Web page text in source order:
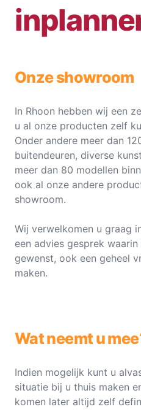
Onze showroom
In Rhoon hebben wij een
u al onze producten zelf
Onder andere meer dan
buitendeuren, diverse
meer dan 80 modellen
ook al onze andere
showroom.
Wij verwelkomen u graag
een advies gesprek
gewenst, ook een geheel
maken.
Wat neemt u
Indien mogelijk kunt u
situatie bij u thuis maken
komen later altijd zelf